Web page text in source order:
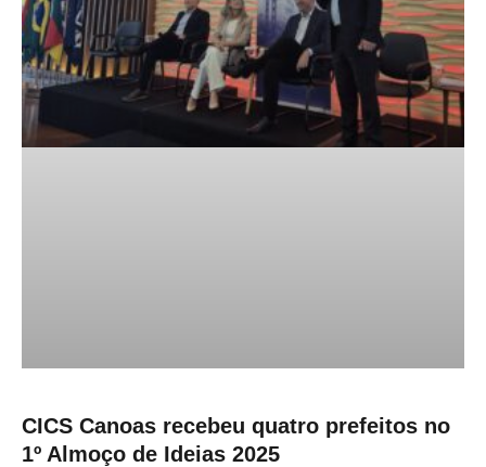
CICS Canoas recebeu quatro prefeitos no
1º Almoço de Ideias 2025